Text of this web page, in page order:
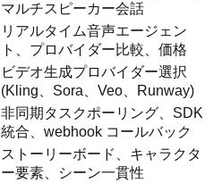
マルチスピーカー会話
リアルタイム音声エージェン
ト、プロバイダー比較、価格
ビデオ生成プロバイダー選択
(Kling、Sora、Veo、Runway)
非同期タスクポーリング、SDK
統合、webhook コールバック
ストーリーボード、キャラクタ
ー要素、シーン一貫性